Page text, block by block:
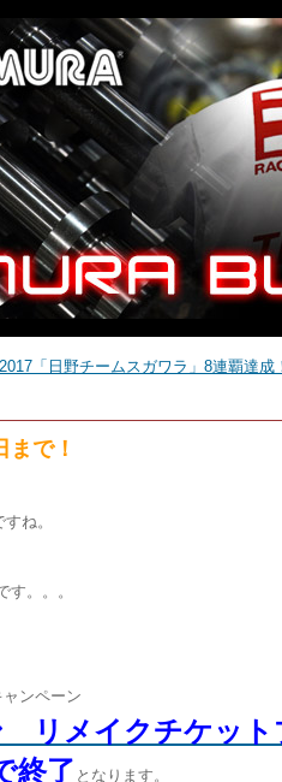
「日野チームスガワラ」8連覇達成
で！
ね。
。。。
ンペーン
リメイクチケット
終了 となります。